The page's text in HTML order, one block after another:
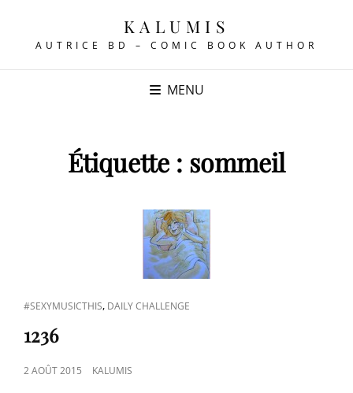
KALUMIS
AUTRICE BD – COMIC BOOK AUTHOR
MENU
Étiquette : sommeil
CAT
#SEXYMUSICTHIS, DAILY CHALLENGE
1236
POSTED
2 AOÛT 2015 KALUMIS